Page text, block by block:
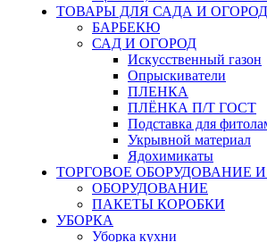
ТОВАРЫ ДЛЯ САДА И
БАРБЕКЮ
САД И ОГОРОД
Искусственный газон
Опрыскиватели
ПЛЕНКА
ПЛЁНКА П/Т ГОСТ
Подставка для
Укрывной материал
Ядохимикаты
ТОРГОВОЕ ОБОРУДОВАНИЕ
ОБОРУДОВАНИЕ
ПАКЕТЫ КОРОБКИ
УБОРКА
Уборка кухни